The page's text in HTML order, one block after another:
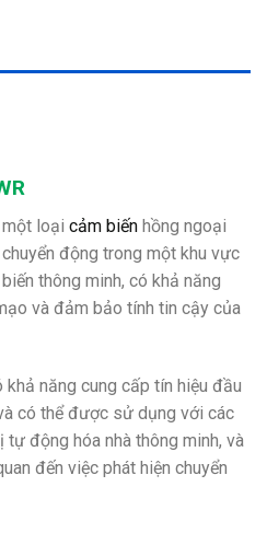
một loại cảm biến hồng ngoại
động trong một khu vực
thông minh, có khả năng
và đảm bảo tính tin cậy của
khả năng cung cấp tín hiệu đầu
có thể được sử dụng với các
tự động hóa nhà thông minh, và
đến việc phát hiện chuyển